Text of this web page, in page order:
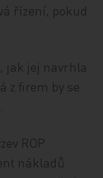
řízení, pokud
jak jej navrhla
z firem by se
ROP
nákladů